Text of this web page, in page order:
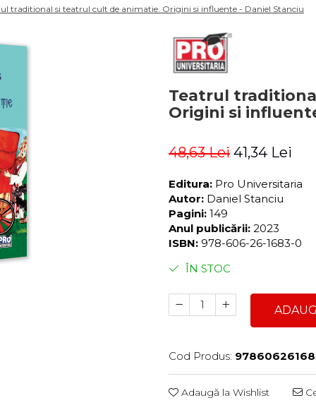
traditional si teatrul cult de animatie. Origini si influente - Daniel Stanciu
Teatrul
Origini si
48,63 Lei 41,34 Lei
Editura: Pro Universitaria
Autor: Daniel Stanciu
Pagini: 149
Anul publicării: 2023
ISBN: 978-606-26-1683-0
ÎN STOC
Cod Produs:
Adaugă la Wishlist